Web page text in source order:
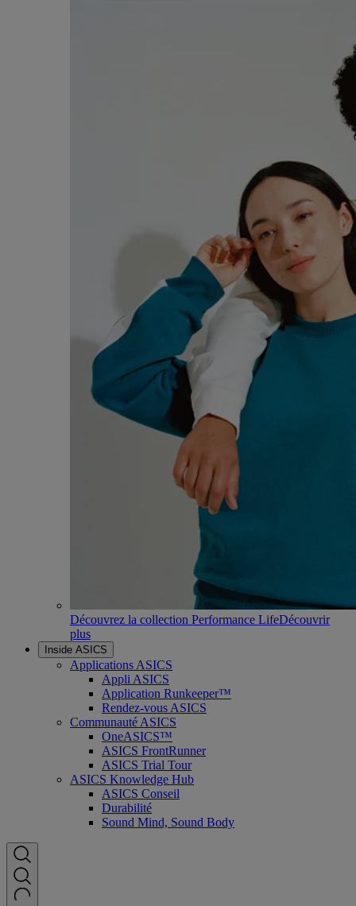
Découvrez la collection Performance LifeDécouvrir
plus
Inside ASICS
Applications ASICS
Appli ASICS
Application Runkeeper™
Rendez-vous ASICS
Communauté ASICS
OneASICS™
ASICS FrontRunner
ASICS Trial Tour
ASICS Knowledge Hub
ASICS Conseil
Durabilité
Sound Mind, Sound Body